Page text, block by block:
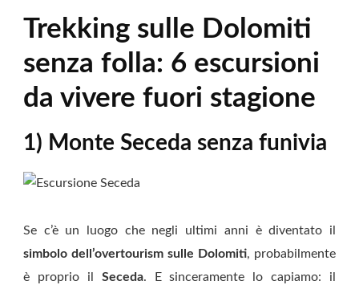
Trekking sulle Dolomiti
senza folla: 6 escursioni
da vivere fuori stagione
1) Monte Seceda senza funivia
Se c’è un luogo che negli ultimi anni è diventato il
simbolo dell’overtourism sulle Dolomiti, probabilmente
è proprio il Seceda. E sinceramente lo capiamo: il